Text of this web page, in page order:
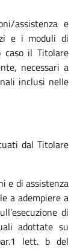
assistenza e
e i moduli di
il Titolare
necessari a
inclusi nelle
dal Titolare
e di assistenza
a adempiere a
di
adottate su
lett. b del